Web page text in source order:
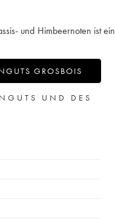
und Himbeernoten ist ein
GROSBOIS
UND DES